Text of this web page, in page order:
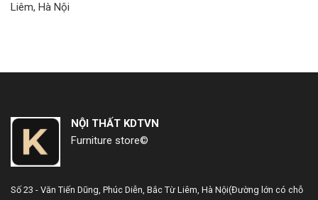
Liêm, Hà Nội
NỘI THẤT KDTVN
Furniture store©
Số 23 - Văn Tiến Dũng, Phúc Diễn, Bắc Từ Liêm, Hà Nội(Đường lớn có chỗ